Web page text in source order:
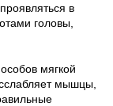
в
головы,
мягкой
мышцы,